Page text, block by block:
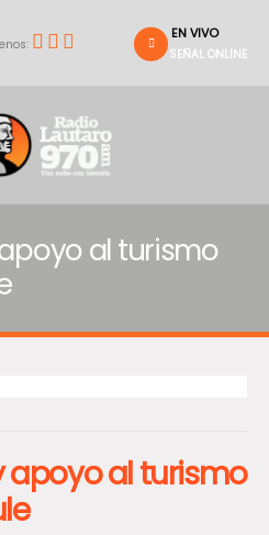
EN VIVO
SEÑAL ONLINE
al turismo
apoyo al turismo